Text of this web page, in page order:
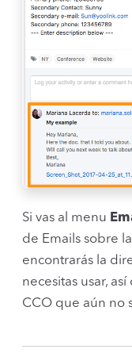
Si vas al menu
de Emails sobre
encontrarás la
necesitas usar,
CCO que aún no